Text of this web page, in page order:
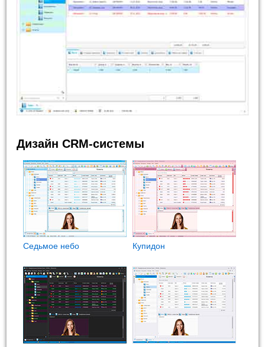
Дизайн CRM-системы
Седьмое небо Купидон